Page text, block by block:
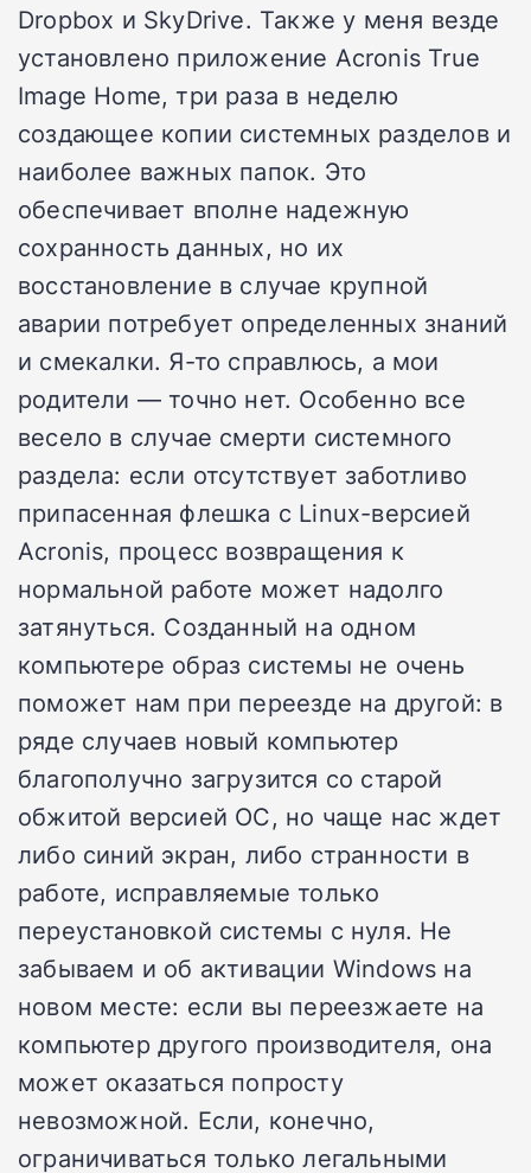
Dropbox и SkyDrive. Также у меня везде
установлено приложение Acronis True
Image Home, три раза в неделю
создающее копии системных разделов и
наиболее важных папок. Это
обеспечивает вполне надежную
сохранность данных, но их
восстановление в случае крупной
аварии потребует определенных знаний
и смекалки. Я-то справлюсь, а мои
родители — точно нет. Особенно все
весело в случае смерти системного
раздела: если отсутствует заботливо
припасенная флешка с Linux-версией
Acronis, процесс возвращения к
нормальной работе может надолго
затянуться. Созданный на одном
компьютере образ системы не очень
поможет нам при переезде на другой: в
ряде случаев новый компьютер
благополучно загрузится со старой
обжитой версией ОС, но чаще нас ждет
либо синий экран, либо странности в
работе, исправляемые только
переустановкой системы с нуля. Не
забываем и об активации Windows на
новом месте: если вы переезжаете на
компьютер другого производителя, она
может оказаться попросту
невозможной. Если, конечно,
ограничиваться только легальными